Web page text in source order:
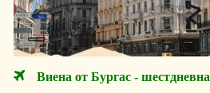
Виена от Бургас - шестдневна